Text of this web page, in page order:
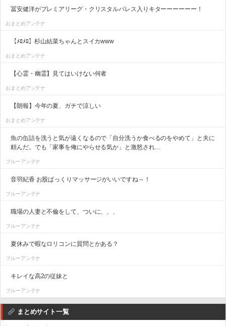
冨安健洋がプレミアリーグ・クリスタルパレス入りキターーーーーー！
おまとめアンテナ
【ﾒﾛﾒﾛ】杉山結菜ちゃんとスイカwww
おまとめアンテナ
【心霊・幽霊】見てはいけない何者
おまとめアンテナ
【朗報】今年の夏、ガチで涼しい
おまとめアンテナ
魚の缶詰を洗うと気が遠くなるので「自分洗うか食べるのをやめて」と夫に
頼んだ。でも「家事を俺にやらせる気か」と激怒され…
ブルーアンテナ
音羽紀香 お股ぱっくりマッサージがいいですね～！
ブルーアンテナ
職場の人妻と不倫をして、ついに、、、
ブルーアンテナ
夏休みで暇なロリコンに質問とかある？
ブルーアンテナ
キレイな高2の従妹と
ブルーアンテナ
まとめサイト一覧